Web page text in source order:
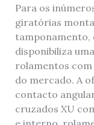
Para os
giratórias
tamponamento,
disponibiliza
rolamentos
do mercado. A
contacto
cruzados XU